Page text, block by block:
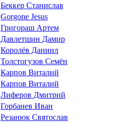
Беккер Станислав
Gorgone Jesus
Григораш Артем
Давлетшин Дамир
Королёв Даниил
Толстогузов Семён
Карпов Виталий
Карпов Виталий
Лиферов Дмитрий
Горбанев Иван
Резанюк Святослав